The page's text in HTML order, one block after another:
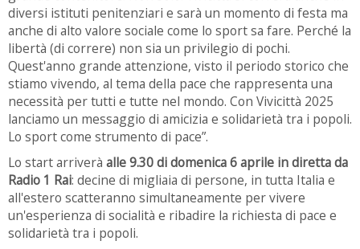
diversi istituti penitenziari e sarà un momento di festa ma
anche di alto valore sociale come lo sport sa fare. Perché la
libertà (di correre) non sia un privilegio di pochi.
Quest'anno grande attenzione, visto il periodo storico che
stiamo vivendo, al tema della pace che rappresenta una
necessità per tutti e tutte nel mondo. Con Vivicittà 2025
lanciamo un messaggio di amicizia e solidarietà tra i popoli.
Lo sport come strumento di pace”.
Lo start arriverà alle 9.30 di domenica 6 aprile in diretta da
Radio 1 Rai: decine di migliaia di persone, in tutta Italia e
all'estero scatteranno simultaneamente per vivere
un'esperienza di socialità e ribadire la richiesta di pace e
solidarietà tra i popoli.